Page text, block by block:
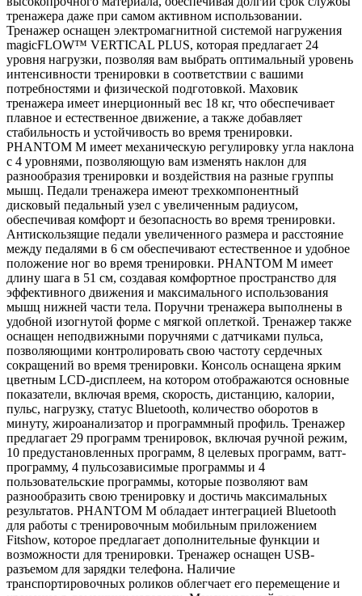
тренажера даже при самом активном использовании.
Тренажер оснащен электромагнитной системой нагружения
magicFLOW™ VERTICAL PLUS, которая предлагает 24
уровня нагрузки, позволяя вам выбрать оптимальный уровень
интенсивности тренировки в соответствии с вашими
потребностями и физической подготовкой. Маховик
тренажера имеет инерционный вес 18 кг, что обеспечивает
плавное и естественное движение, а также добавляет
стабильность и устойчивость во время тренировки.
PHANTOM M имеет механическую регулировку угла наклона
с 4 уровнями, позволяющую вам изменять наклон для
разнообразия тренировки и воздействия на разные группы
мышц. Педали тренажера имеют трехкомпонентный
дисковый педальный узел с увеличенным радиусом,
обеспечивая комфорт и безопасность во время тренировки.
Антискользящие педали увеличенного размера и расстояние
между педалями в 6 см обеспечивают естественное и удобное
положение ног во время тренировки. PHANTOM M имеет
длину шага в 51 см, создавая комфортное пространство для
эффективного движения и максимального использования
мышц нижней части тела. Поручни тренажера выполнены в
удобной изогнутой форме с мягкой оплеткой. Тренажер также
оснащен неподвижными поручнями с датчиками пульса,
позволяющими контролировать свою частоту сердечных
сокращений во время тренировки. Консоль оснащена ярким
цветным LCD-дисплеем, на котором отображаются основные
показатели, включая время, скорость, дистанцию, калории,
пульс, нагрузку, статус Bluetooth, количество оборотов в
минуту, жироанализатор и программный профиль. Тренажер
предлагает 29 программ тренировок, включая ручной режим,
10 предустановленных программ, 8 целевых программ, ватт-
программу, 4 пульсозависимые программы и 4
пользовательские программы, которые позволяют вам
разнообразить свою тренировку и достичь максимальных
результатов. PHANTOM M обладает интеграцией Bluetooth
для работы с тренировочным мобильным приложением
Fitshow, которое предлагает дополнительные функции и
возможности для тренировки. Тренажер оснащен USB-
разъемом для зарядки телефона. Наличие
транспортировочных роликов облегчает его перемещение и